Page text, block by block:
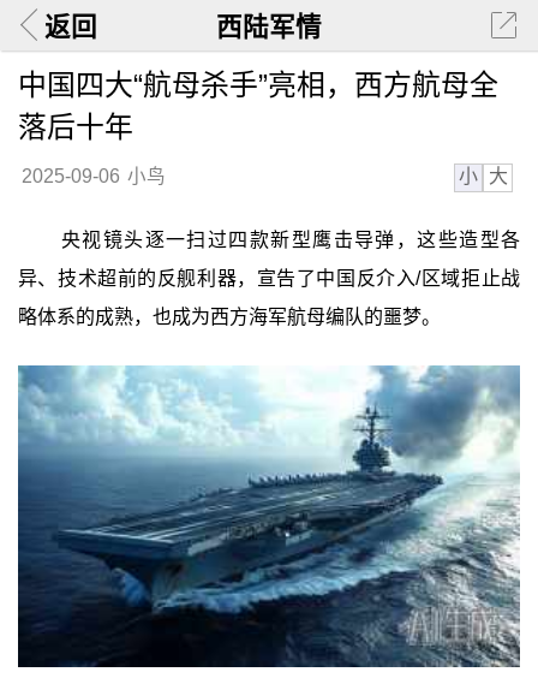
返回 西陆军情
中国四大“航母杀手”亮相，西方航母全
落后十年
2025-09-06 小鸟 小 大
央视镜头逐一扫过四款新型鹰击导弹，这些造型各
异、技术超前的反舰利器，宣告了中国反介入/区域拒止战
略体系的成熟，也成为西方海军航母编队的噩梦。